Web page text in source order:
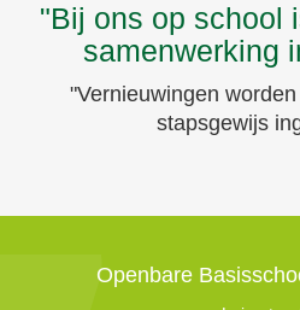
"Bij ons op school
samenwerking
"Vernieuwingen
stapsgewijs
Openbare